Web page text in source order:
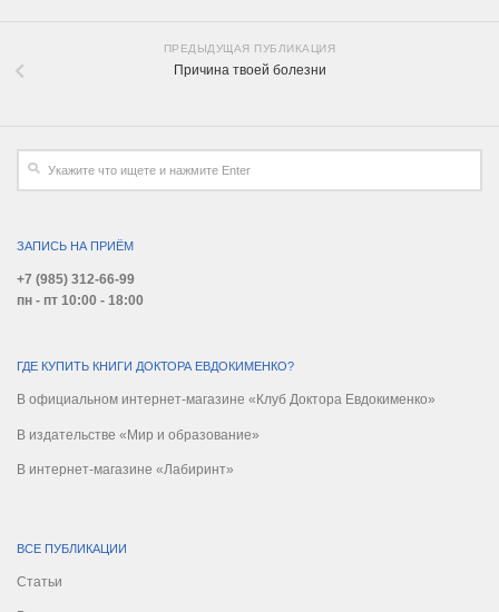
ПРЕДЫДУЩАЯ ПУБЛИКАЦИЯ
Причина твоей болезни
ЗАПИСЬ НА ПРИЁМ
+7 (985) 312-66-99
пн - пт 10:00 - 18:00
ГДЕ КУПИТЬ КНИГИ ДОКТОРА ЕВДОКИМЕНКО?
В официальном интернет-магазине «Клуб Доктора Евдокименко»
В издательстве «Мир и образование»
В интернет-магазине «Лабиринт»
ВСЕ ПУБЛИКАЦИИ
Статьи